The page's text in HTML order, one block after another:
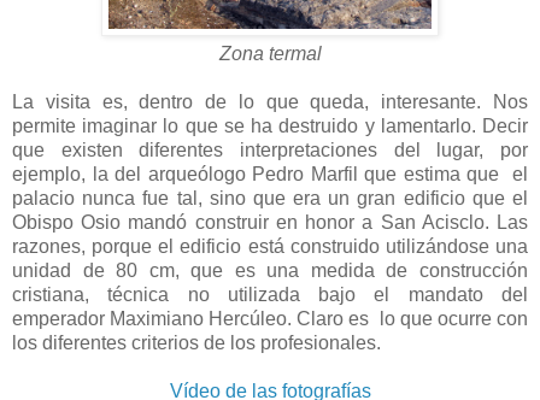
Zona termal
La visita es, dentro de lo que queda, interesante. Nos
permite imaginar lo que se ha destruido y lamentarlo. Decir
que existen diferentes interpretaciones del lugar, por
ejemplo, la del arqueólogo Pedro Marfil que estima que el
palacio nunca fue tal, sino que era un gran edificio que el
Obispo Osio mandó construir en honor a San Acisclo. Las
razones, porque el edificio está construido utilizándose una
unidad de 80 cm, que es una medida de construcción
cristiana, técnica no utilizada bajo el mandato del
emperador Maximiano Hercúleo. Claro es lo que ocurre con
los diferentes criterios de los profesionales.
Vídeo de las fotografías